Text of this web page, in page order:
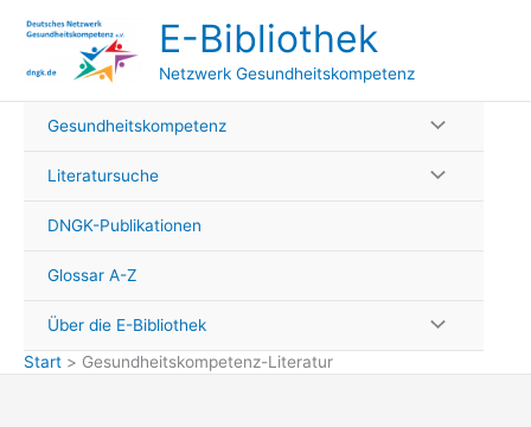
Inhalt
E-Bibliothek
Netzwerk Gesundheitskompetenz
Gesundheitskompetenz
Literatursuche
DNGK-Publikationen
Glossar A-Z
Über die E-Bibliothek
Start
Gesundheitskompetenz-Literatur